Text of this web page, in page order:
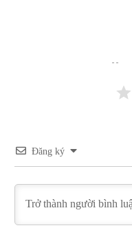
Đăng ký